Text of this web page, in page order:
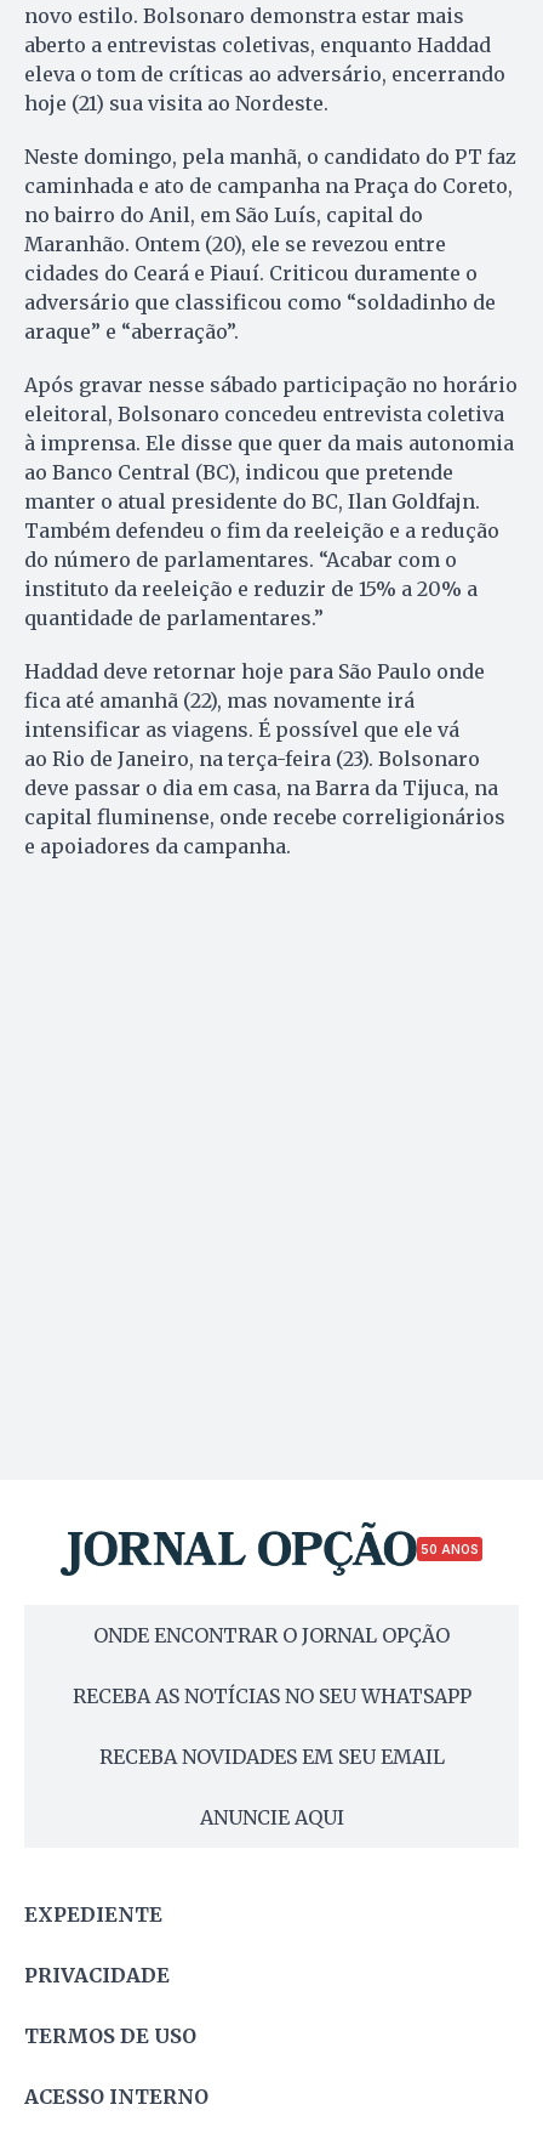
novo estilo. Bolsonaro demonstra estar mais
aberto a entrevistas coletivas, enquanto Haddad
eleva o tom de críticas ao adversário, encerrando
hoje (21) sua visita ao Nordeste.
Neste domingo, pela manhã, o candidato do PT faz
caminhada e ato de campanha na Praça do Coreto,
no bairro do Anil, em São Luís, capital do
Maranhão. Ontem (20), ele se revezou entre
cidades do Ceará e Piauí. Criticou duramente o
adversário que classificou como “soldadinho de
araque” e “aberração”.
Após gravar nesse sábado participação no horário
eleitoral, Bolsonaro concedeu entrevista coletiva
à imprensa. Ele disse que quer da mais autonomia
ao Banco Central (BC), indicou que pretende
manter o atual presidente do BC, Ilan Goldfajn.
Também defendeu o fim da reeleição e a redução
do número de parlamentares. “Acabar com o
instituto da reeleição e reduzir de 15% a 20% a
quantidade de parlamentares.”
Haddad deve retornar hoje para São Paulo onde
fica até amanhã (22), mas novamente irá
intensificar as viagens. É possível que ele vá
ao Rio de Janeiro, na terça-feira (23). Bolsonaro
deve passar o dia em casa, na Barra da Tijuca, na
capital fluminense, onde recebe correligionários
e apoiadores da campanha.
50 ANOS
ONDE ENCONTRAR O JORNAL OPÇÃO
RECEBA AS NOTÍCIAS NO SEU WHATSAPP
RECEBA NOVIDADES EM SEU EMAIL
ANUNCIE AQUI
EXPEDIENTE
PRIVACIDADE
TERMOS DE USO
ACESSO INTERNO